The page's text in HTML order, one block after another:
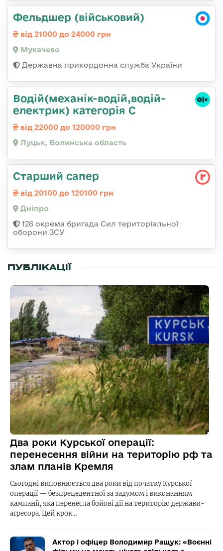
Фельдшер (військовий)
від 21000 до 24000 грн
Мукачево
Державна прикордонна служба України
Водій(механік-водій,водій-
електрик) категорія С
від 22000 до 120000 грн
Луцьк, Волинська область
Старший сапер
від 20100 до 120100 грн
Дніпро
128 окрема бригада Сил територіальної
оборони ЗСУ
ПУБЛІКАЦІЇ
Два роки Курської операції:
перенесення війни на територію рф та
злам планів Кремля
Сьогодні виповнюється два роки від початку Курської
операції — безпрецедентної за задумом і виконанням
кампанії, яка перенесла бойові дії на територію держави-
агресора. Цей крок…
Актор і офіцер Володимир Ращук: «Воєнні